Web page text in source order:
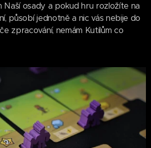
Naší osady a pokud hru rozložíte na
působí jednotně a nic vás nebije do
zpracování, nemám Kutilům co